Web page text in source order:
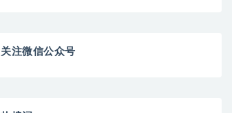
关注微信公众号